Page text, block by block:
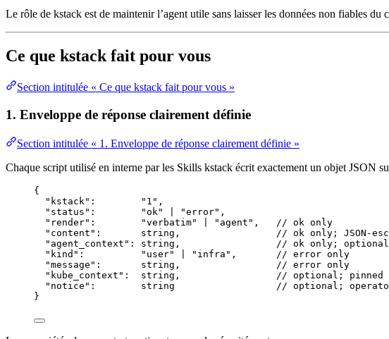
Le rôle de kstack est de maintenir l’agent utile sans laisser les données non fiables du
Ce que kstack fait pour vous
Section intitulée « Ce que kstack fait pour vous »
1. Enveloppe de réponse clairement définie
Section intitulée « 1. Enveloppe de réponse clairement définie »
Chaque script utilisé en interne par les Skills kstack écrit exactement un objet JSON
{
"kstack" : " 1 " ,
"status" : "ok " "error" ,
"render" : "verbatim" " agent " ,
// ok only
"content" : string ,
// ok only; JSON-
"agent_context" : string ,
// ok only; optional
"kind" : " user" " infra " ,
// error only
"message" : string ,
// error only
"kube_context" : string ,
// optional; pinned
"notice" : string
// optional;
}